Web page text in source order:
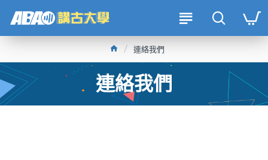
連絡我們
連絡我們